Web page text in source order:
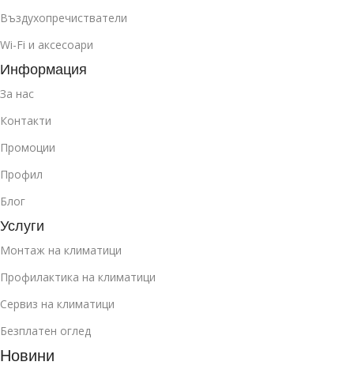
Въздухопречистватели
Wi-Fi и аксесоари
Информация
За нас
Контакти
Промоции
Профил
Блог
Услуги
Монтаж на климатици
Профилактика на климатици
Сервиз на климатици
Безплатен оглед
Новини